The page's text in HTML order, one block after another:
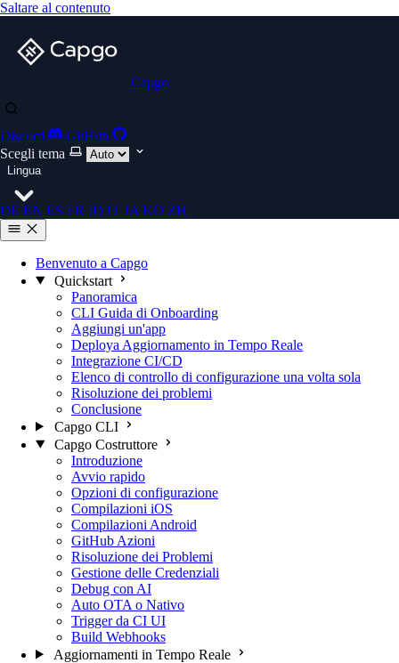
Saltare al contenuto
Capgo
Discord
GitHub
Scegli tema
Lingua
DE EN ES FR ID IT JA KO ZH
Benvenuto a Capgo
Quickstart
Panoramica
CLI Guida di Onboarding
Aggiungi un'app
Deploya Aggiornamento in Tempo Reale
Integrazione CI/CD
Elenco di controllo di configurazione una volta sola
Risoluzione dei problemi
Conclusione
Capgo CLI
Capgo Costruttore
Introduzione
Avvio rapido
Opzioni di configurazione
Compilazioni iOS
Compilazioni Android
GitHub Azioni
Risoluzione dei Problemi
Gestione delle Credenziali
Debug con AI
Auto OTA o Nativo
Trigger da CI UI
Build Webhooks
Aggiornamenti in Tempo Reale